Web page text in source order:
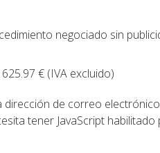
negociado sin
€ (IVA excluido)
dirección de correo
tener JavaScript